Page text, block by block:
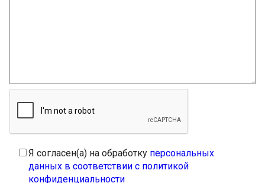
Я согласен(а) на обработку персональных
данных в соответствии с политикой
конфиденциальности